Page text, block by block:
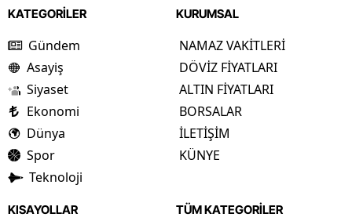
KATEGORİLER
Gündem
Asayiş
Siyaset
Ekonomi
Dünya
Spor
Teknoloji
KURUMSAL
NAMAZ VAKİTLERİ
DÖVİZ FİYATLARI
ALTIN FİYATLARI
BORSALAR
İLETİŞİM
KÜNYE
KISAYOLLAR TÜM KATEGORİLER